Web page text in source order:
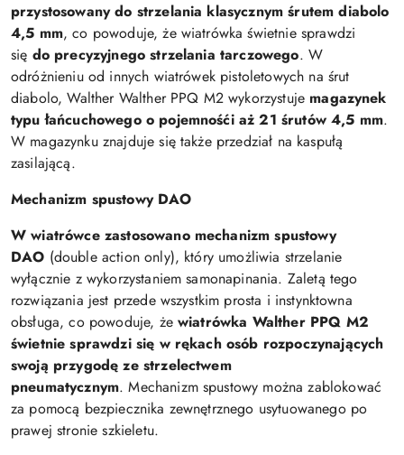
przystosowany do strzelania klasycznym śrutem diabolo
4,5 mm, co powoduje, że wiatrówka świetnie sprawdzi
się do precyzyjnego strzelania tarczowego. W
odróżnieniu od innych wiatrówek pistoletowych na śrut
diabolo, Walther Walther PPQ M2 wykorzystuje magazynek
typu łańcuchowego o pojemnośći aż 21 śrutów 4,5 mm.
W magazynku znajduje się także przedział na kaspułą
zasilającą.
Mechanizm spustowy DAO
W wiatrówce zastosowano mechanizm spustowy
DAO (double action only), który umożliwia strzelanie
wyłącznie z wykorzystaniem samonapinania. Zaletą tego
rozwiązania jest przede wszystkim prosta i instynktowna
obsługa, co powoduje, żewiatrówka Walther PPQ M2
świetnie sprawdzi się w rękach osób rozpoczynających
swoją przygodę ze strzelectwem
pneumatycznym. Mechanizm spustowy można zablokować
za pomocą bezpiecznika zewnętrznego usytuowanego po
prawej stronie szkieletu.